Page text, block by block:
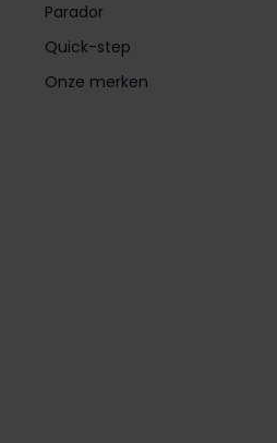
Parador
Quick-step
Onze merken